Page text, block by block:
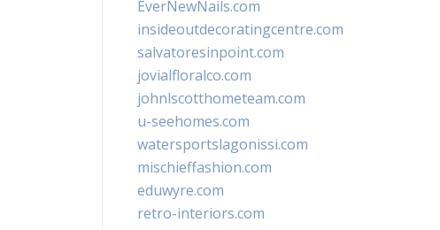
EverNewNails.com
insideoutdecoratingcentre.com
salvatoresinpoint.com
jovialfloralco.com
johnlscotthometeam.com
u-seehomes.com
watersportslagonissi.com
mischieffashion.com
eduwyre.com
retro-interiors.com